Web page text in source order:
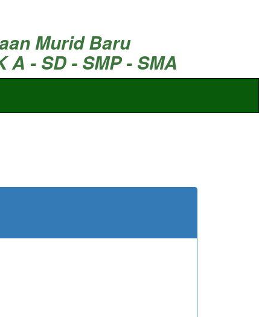
Murid Baru
A - SD - SMP - SMA